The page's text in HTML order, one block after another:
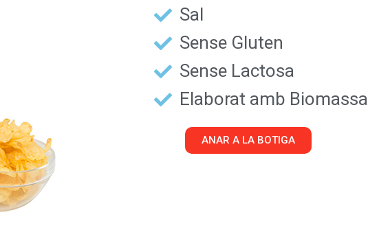
Sal
Sense Gluten
Sense Lactosa
Elaborat amb Biomassa
ANAR A LA BOTIGA